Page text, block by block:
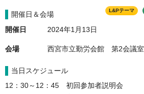
L&Pテーマ
開催日＆会場
開催日 2024年1月13日
会場 西宮市立勤労会館　第2会議室
当日スケジュール
12：30～12：45　初回参加者説明会